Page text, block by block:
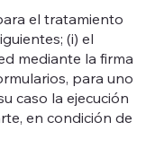
el tratamiento
(i) el
mediante la firma
para uno
caso la ejecución
en condición de